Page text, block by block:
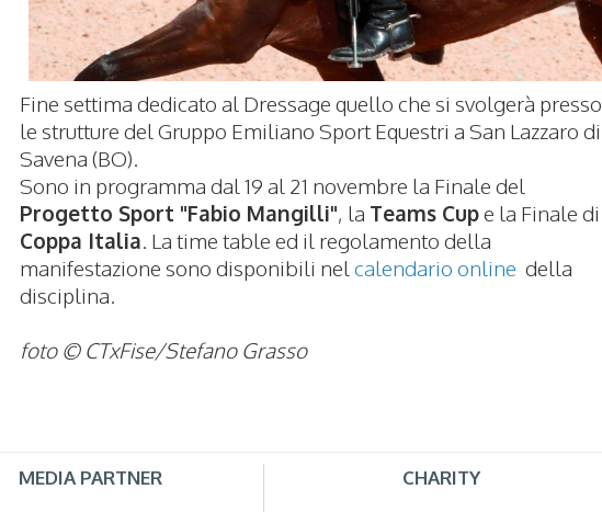
Fine settima dedicato al Dressage quello che si svolgerà presso
le strutture del Gruppo Emiliano Sport Equestri a San Lazzaro di
Savena (BO).
Sono in programma dal 19 al 21 novembre la Finale del
Progetto Sport "Fabio Mangilli", la Teams Cupe la Finale di
Coppa Italia . La time table ed il regolamento della
manifestazione sono disponibili nel calendario online della
disciplina.
foto © CTxFise/Stefano Grasso
MEDIA PARTNER CHARITY